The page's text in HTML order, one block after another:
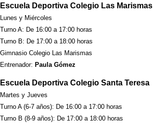
Escuela Deportiva Colegio Las Marismas
Lunes y Miércoles
Turno A: De 16:00 a 17:00 horas
Turno B: De 17:00 a 18:00 horas
Gimnasio Colegio Las Marismas
Entrenador: Paula Gómez
Escuela Deportiva Colegio Santa Teresa
Martes y Jueves
Turno A (6-7 años): De 16:00 a 17:00 horas
Turno B (8-9 años): De 17:00 a 18:00 horas